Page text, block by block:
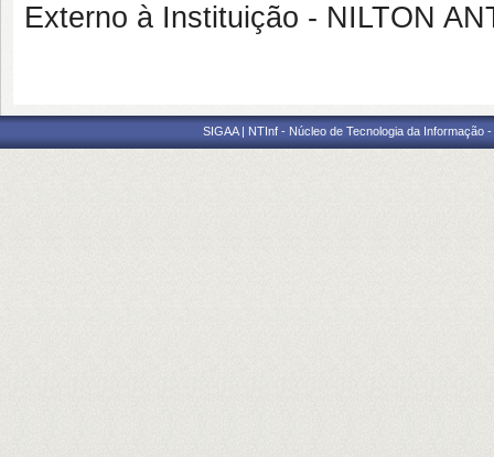
Externo à Instituição - NILTON
SIGAA | NTInf - Núcleo de Tecnologia da